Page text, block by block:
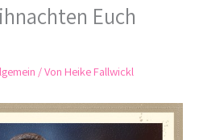
Euch
/ Von Heike Fallwickl